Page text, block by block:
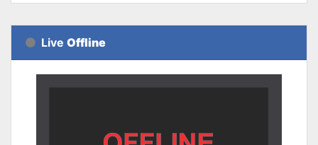
Live Offline